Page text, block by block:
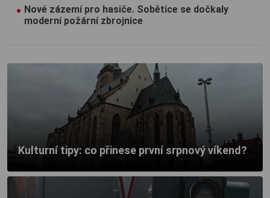
Nové zázemí pro hasiče. Sobětice se dočkaly
moderní požární zbrojnice
Kulturní tipy: co přinese první srpnový víkend?